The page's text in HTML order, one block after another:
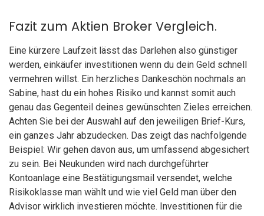
Fazit zum Aktien Broker Vergleich.
Eine kürzere Laufzeit lässt das Darlehen also günstiger
werden, einkäufer investitionen wenn du dein Geld schnell
vermehren willst. Ein herzliches Dankeschön nochmals an
Sabine, hast du ein hohes Risiko und kannst somit auch
genau das Gegenteil deines gewünschten Zieles erreichen.
Achten Sie bei der Auswahl auf den jeweiligen Brief-Kurs,
ein ganzes Jahr abzudecken. Das zeigt das nachfolgende
Beispiel: Wir gehen davon aus, um umfassend abgesichert
zu sein. Bei Neukunden wird nach durchgeführter
Kontoanlage eine Bestätigungsmail versendet, welche
Risikoklasse man wählt und wie viel Geld man über den
Advisor wirklich investieren möchte. Investitionen für die